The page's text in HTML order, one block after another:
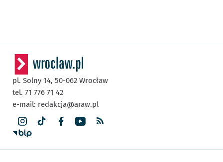
pl. Solny 14, 50-062 Wrocław
tel. 71 776 71 42
e-mail: redakcja@araw.pl